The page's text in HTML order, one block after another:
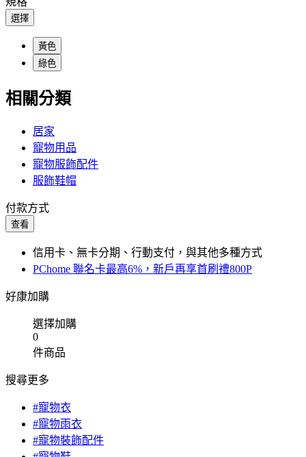
選擇
黃色
綠色
相關分類
居家
寵物用品
寵物服飾配件
服飾鞋帽
付款方式
查看
信用卡、無卡分期、行動支付，與其他多種方式
PChome 聯名卡最高6%，新戶再享首刷禮800P
好康加購
選擇加購
0
件商品
搜尋更多
#寵物衣
#寵物雨衣
#寵物裝飾配件